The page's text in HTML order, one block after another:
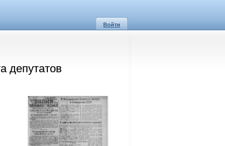
Войти
депутатов